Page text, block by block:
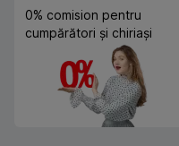
0% comision pentru
cumpărători și chiriași